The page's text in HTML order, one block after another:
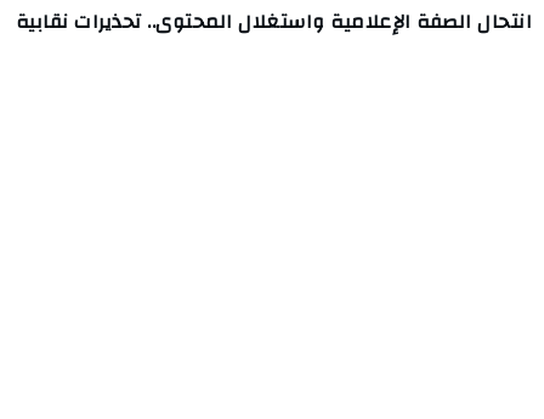
انتحال الصفة الإعلامية واستغلال المحتوى.. تحذيرات نقابية